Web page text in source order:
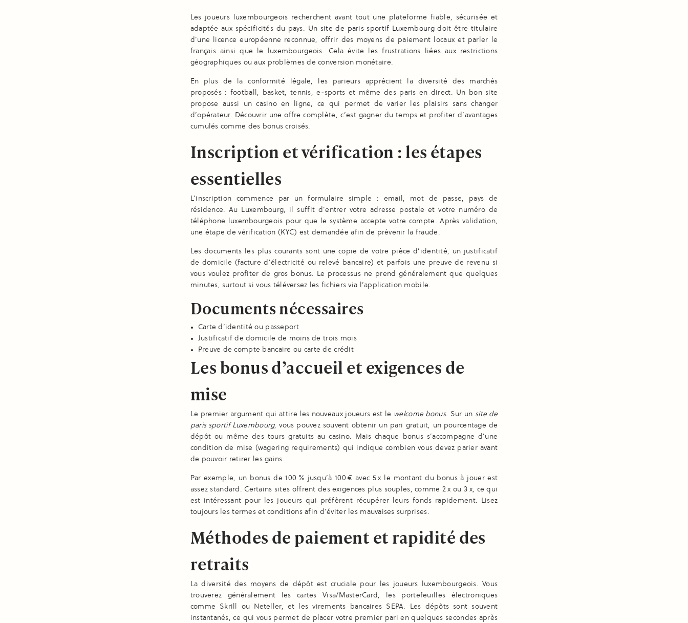
Les joueurs luxembourgeois recherchent avant tout une plateforme fiable, sécurisée et
adaptée aux spécificités du pays. Un site de paris sportif Luxembourgdoit être titulaire
d’une licence européenne reconnue, offrir des moyens de paiement locaux et parler le
français ainsi que le luxembourgeois. Cela évite les frustrations liées aux restrictions
géographiques ou aux problèmes de conversion monétaire.
En plus de la conformité légale, les parieurs apprécient la diversité des marchés
proposés : football, basket, tennis, e‑sports et même des paris en direct. Un bon site
propose aussi un casino en ligne, ce qui permet de varier les plaisirs sans changer
d’opérateur. Découvrir une offre complète, c’est gagner du temps et profiter d’avantages
cumulés comme des bonus croisés.
Inscription et vérification : les étapes
essentielles
L’inscription commence par un formulaire simple : email, mot de passe, pays de
résidence. Au Luxembourg, il suffit d’entrer votre adresse postale et votre numéro de
téléphone luxembourgeois pour que le système accepte votre compte. Après validation,
une étape de vérification (KYC) est demandée afin de prévenir la fraude.
Les documents les plus courants sont une copie de votre pièce d’identité, un justificatif
de domicile (facture d’électricité ou relevé bancaire) et parfois une preuve de revenu si
vous voulez profiter de gros bonus. Le processus ne prend généralement que quelques
minutes, surtout si vous téléversez les fichiers via l’application mobile.
Documents nécessaires
Carte d’identité ou passeport
Justificatif de domicile de moins de trois mois
Preuve de compte bancaire ou carte de crédit
Les bonus d’accueil et exigences de
mise
Le premier argument qui attire les nouveaux joueurs est le welcome bonus. Sur un site de
paris sportif Luxembourg, vous pouvez souvent obtenir un pari gratuit, un pourcentage de
dépôt ou même des tours gratuits au casino. Mais chaque bonus s’accompagne d’une
condition de mise (wagering requirements) qui indique combien vous devez parier avant
de pouvoir retirer les gains.
Par exemple, un bonus de 100 % jusqu’à 100 € avec 5 x le montant du bonus à jouer est
assez standard. Certains sites offrent des exigences plus souples, comme 2 x ou 3 x, ce qui
est intéressant pour les joueurs qui préfèrent récupérer leurs fonds rapidement. Lisez
toujours les termes et conditions afin d’éviter les mauvaises surprises.
Méthodes de paiement et rapidité des
retraits
La diversité des moyens de dépôt est cruciale pour les joueurs luxembourgeois. Vous
trouverez généralement les cartes Visa/MasterCard, les portefeuilles électroniques
comme Skrill ou Neteller, et les virements bancaires SEPA. Les dépôts sont souvent
instantanés, ce qui vous permet de placer votre premier pari en quelques secondes après